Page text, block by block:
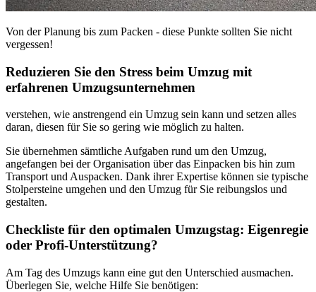
Von der Planung bis zum Packen - diese Punkte sollten Sie nicht
vergessen!
Reduzieren Sie den Stress beim Umzug mit
erfahrenen Umzugsunternehmen
verstehen, wie anstrengend ein Umzug sein kann und setzen alles
daran, diesen für Sie so gering wie möglich zu halten.
Sie übernehmen sämtliche Aufgaben rund um den Umzug,
angefangen bei der Organisation über das Einpacken bis hin zum
Transport und Auspacken. Dank ihrer Expertise können sie typische
Stolpersteine umgehen und den Umzug für Sie reibungslos und
gestalten.
Checkliste für den optimalen Umzugstag: Eigenregie
oder Profi-Unterstützung?
Am Tag des Umzugs kann eine gut den Unterschied ausmachen.
Überlegen Sie, welche Hilfe Sie benötigen: